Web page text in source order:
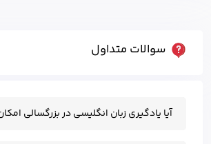
سوالات متداول
آیا یادگیری زبان انگلیسی در بزرگسالی